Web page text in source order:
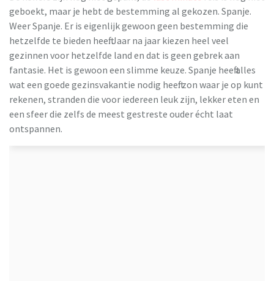
geboekt, maar je hebt de bestemming al gekozen. Spanje.
Weer Spanje. Er is eigenlijk gewoon geen bestemming die
hetzelfde te bieden heeft. Jaar na jaar kiezen heel veel
gezinnen voor hetzelfde land en dat is geen gebrek aan
fantasie. Het is gewoon een slimme keuze. Spanje heeft alles
wat een goede gezinsvakantie nodig heeft: zon waar je op kunt
rekenen, stranden die voor iedereen leuk zijn, lekker eten en
een sfeer die zelfs de meest gestreste ouder écht laat
ontspannen.